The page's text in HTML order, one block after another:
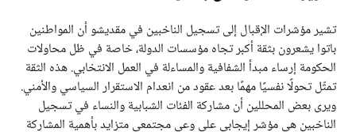
تشير مؤشرات الإقبال إلى تسجيل الناخبين في مقديشو أن المواطنين
باتوا يشعرون بثقة أكبر تجاه مؤسسات الدولة، خاصة في ظل محاولات
الحكومة إرساء مبدأ الشفافية والمساءلة في العمل الانتخابي. هذه الثقة
تمثّل تحولًا نفسيًا مهمًا بعد عقود من انعدام الاستقرار السياسي والأمني.
ويرى بعض المحللين أن مشاركة الفئات الشبابية والنساء في تسجيل
الناخبين هي مؤشر إيجابي على وعي مجتمعي متزايد بأهمية المشاركة